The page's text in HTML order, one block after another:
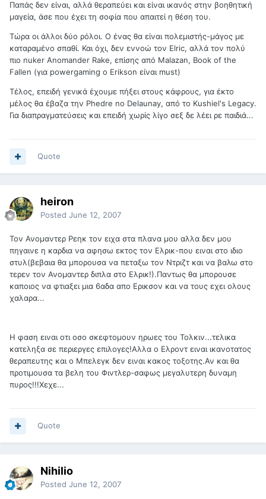
Παπάς δεν είναι, αλλά θεραπεύει και είναι ικανός στην βοηθητική
μαγεία, άσε που έχει τη σοφία που απαιτεί η θέση του.
Τώρα οι άλλοι δύο ρόλοι. Ο ένας θα είναι πολεμιστής-μάγος με
καταραμένο σπαθί. Και όχι, δεν εννοώ τον Elric, αλλά τον πολύ
πιο nuker Anomander Rake, επίσης από Malazan, Book of the
Fallen (για powergaming o Erikson είναι must)
Τέλος, επειδή γενικά έχουμε πήξει στους κάφρους, για έκτο
μέλος θα έβαζα την Phedre no Delaunay, από το Kushiel's Legacy.
Για διαπραγματεύσεις και επειδή χωρίς λίγο σεξ δε λέει ρε παιδιά...
Quote
heiron
Posted June 12, 2007
Τον Ανομαντερ Ρεηκ τον ειχα στα πλανα μου αλλα δεν μου
πηγαινε η καρδια να αφησω εκτος τον Ελρικ-που ειναι στο ιδιο
στυλ(βεβαια θα μπορουσα να πεταξω τον Ντριζτ και να βαλω στο
τερεν τον Ανομαντερ διπλα στο Ελρικ!).Παντως θα μπορουσε
καποιος να φτιαξει μια 6αδα απο Ερικσον και να τους εχει ολους
χαλαρα...
Η φαση ειναι οτι οσο σκεφτομουν ηρωες του Τολκιν...τελικα
κατεληξα σε περιεργες επιλογες!Αλλα ο Ελροντ ειναι ικανοτατος
θεραπευτης και ο Μπελεγκ δεν ειναι κακος τοξοτης.Αν και θα
προτιμουσα τα βελη του Φιντλερ-σαφως μεγαλυτερη δυναμη
πυρος!!!Χεχε...
Quote
Nihilio
Posted June 12, 2007